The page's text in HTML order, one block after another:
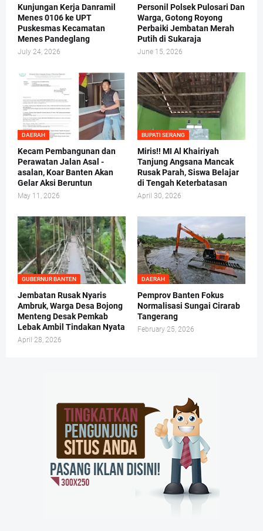
Kunjungan Kerja Danramil
Menes 0106 ke UPT
Puskesmas Kecamatan
Menes Pandeglang
July 24, 2026
Personil Polsek Pulosari Dan
Warga, Gotong Royong
Perbaiki Jembatan Merah
Putih di Sukaraja
June 15, 2026
DAERAH
Kecam Pembangunan dan
Perawatan Jalan Asal -
asalan, Koar Banten Akan
Gelar Aksi Beruntun
May 11, 2026
BUPATI SERANG
Miris!! MI Al Khairiyah
Tanjung Angsana Mancak
Rusak Parah, Siswa Belajar
di Tengah Keterbatasan
April 30, 2026
GUBERNUR BANTEN
Jembatan Rusak Nyaris
Ambruk, Warga Desa Bojong
Menteng Desak Pemkab
Lebak Ambil Tindakan Nyata
April 28, 2026
DAERAH
Pemprov Banten Fokus
Normalisasi Sungai Cirarab
Tangerang
February 25, 2026